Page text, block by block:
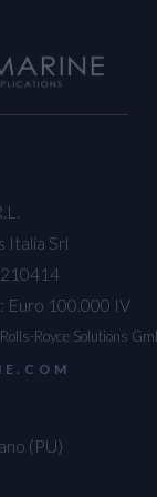
Italia Srl
Euro 100.000 IV
Royce Solutions
(PU)